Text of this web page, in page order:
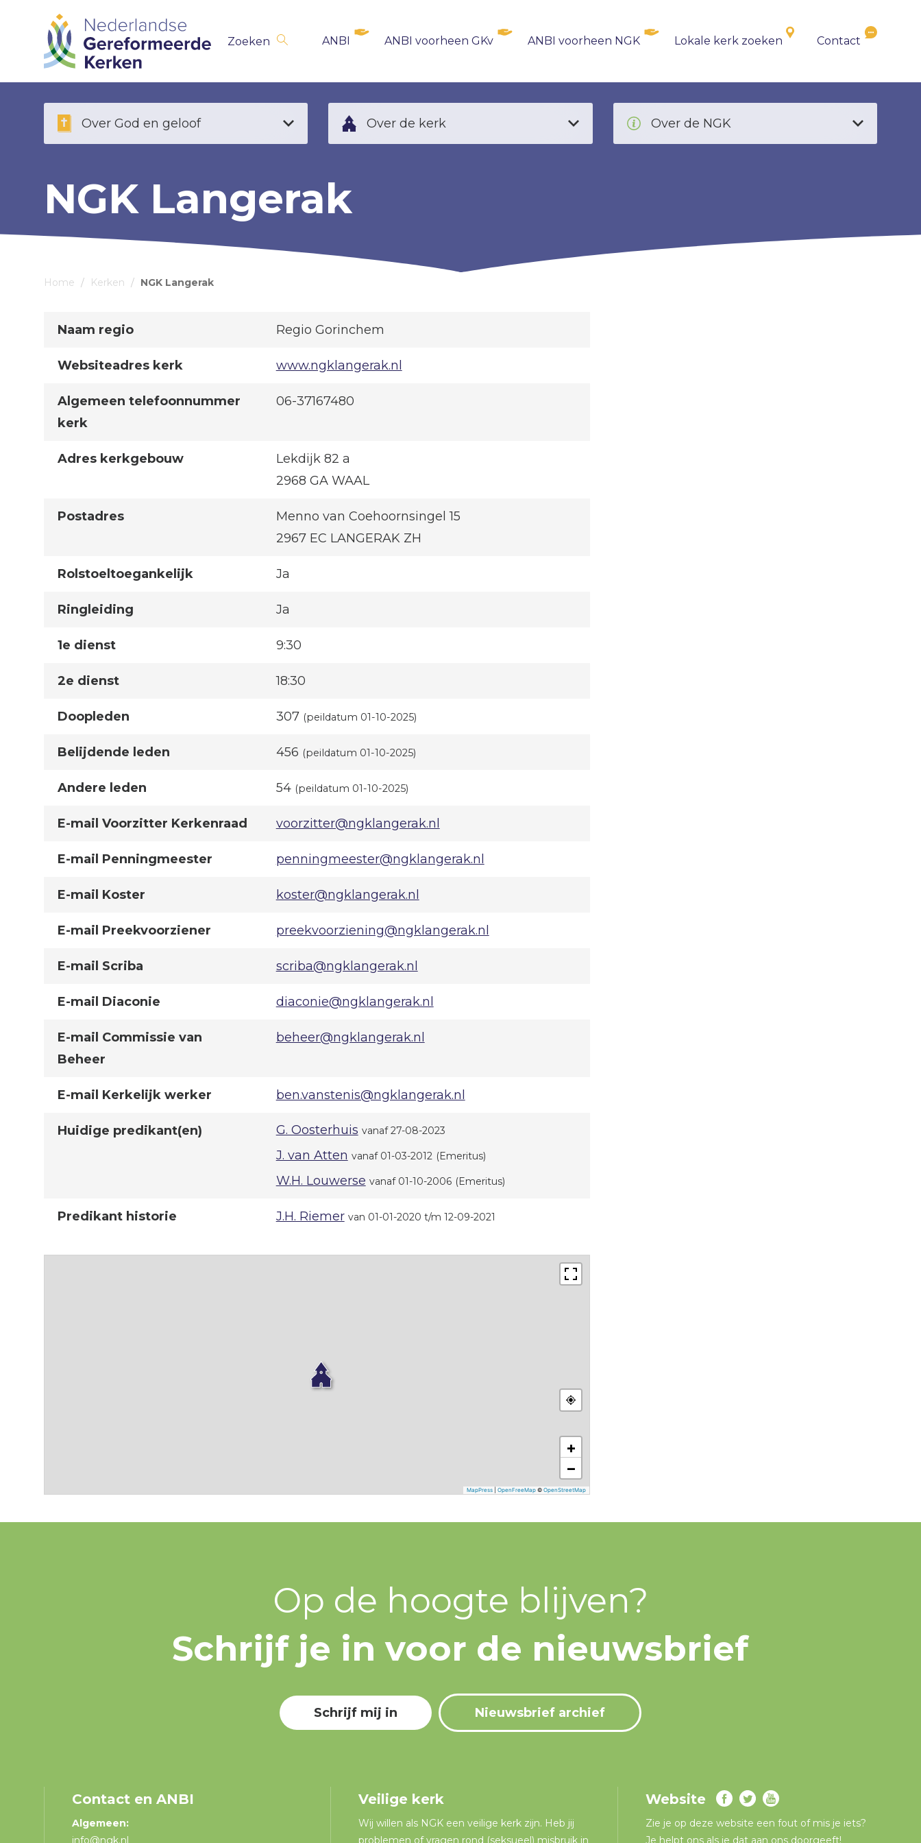
Skip
navigation
Over God en geloof Over de kerk Over de NGK
Zoeken ANBI ANBI voorheen GKv ANBI voorheen NGK Lokale kerk zoeken Contact
NGK Langerak
Home / Kerken / NGK Langerak
Naam regio Regio Gorinchem
Websiteadres kerk www.ngklangerak.nl
Algemeen telefoonnummer
kerk
06-37167480
Adres kerkgebouw
Lekdijk 82 a
2968 GA WAAL
Postadres
Menno van Coehoornsingel 15
2967 EC LANGERAK ZH
Rolstoeltoegankelijk Ja
Ringleiding Ja
1e dienst 9:30
2e dienst 18:30
Doopleden 307 (peildatum 01-10-2025)
Belijdende leden 456 (peildatum 01-10-2025)
Andere leden 54 (peildatum 01-10-2025)
E-mail Voorzitter Kerkenraad voorzitter@ngklangerak.nl
E-mail Penningmeester penningmeester@ngklangerak.nl
E-mail Koster koster@ngklangerak.nl
E-mail Preekvoorziener preekvoorziening@ngklangerak.nl
E-mail Scriba scriba@ngklangerak.nl
E-mail Diaconie diaconie@ngklangerak.nl
E-mail Commissie van
Beheer
beheer@ngklangerak.nl
E-mail Kerkelijk werker ben.vanstenis@ngklangerak.nl
Huidige predikant(en) G. Oosterhuis vanaf 27-08-2023
J. van Atten vanaf 01-03-2012 (Emeritus)
W.H. Louwerse vanaf 01-10-2006 (Emeritus)
Predikant historie J.H. Riemer van 01-01-2020 t/m 12-09-2021
+
−
MapPress OpenFreeMap ©OpenStreetMap
Op de hoogte blijven?
Schrijf je in voor de nieuwsbrief
Schrijf mij in Nieuwsbrief archief
Contact en ANBI
Algemeen:
info@ngk.nl
Veilige kerk
Wij willen als NGK een veilige kerk zijn. Heb jij
problemen of vragen rond (seksueel) misbruik in
Website
Zie je op deze website een fout of mis je iets?
Je helpt ons als je dat aan ons doorgeeft!